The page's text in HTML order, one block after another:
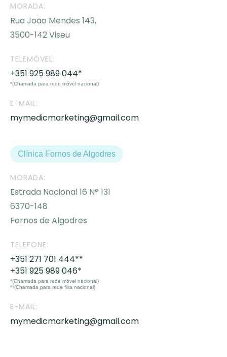
MORADA:
Rua João Mendes 143,
3500-142 Viseu
TELEMÓVEL:
+351 925 989 044*
*(Chamada para rede móvel nacional)
E-MAIL:
mymedicmarketing@gmail.com
Clínica Fornos de Algodres
MORADA:
Estrada Nacional 16 Nº 131
6370-148
Fornos de Algodres
TELEFONE:
+351 271 701 444**
+351 925 989 046*
*(Chamada para rede móvel nacional)
**(Chamada para rede fixa nacional)
E-MAIL:
mymedicmarketing@gmail.com